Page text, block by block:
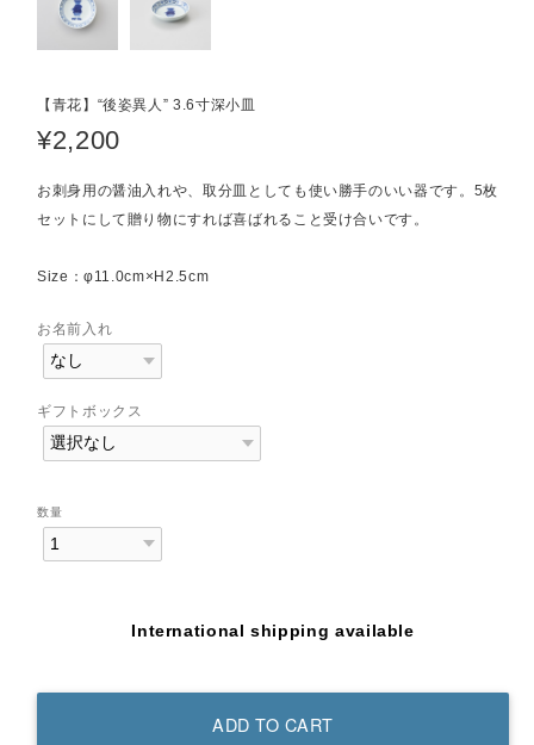
【青花】“後姿異人” 3.6寸深小皿
¥2,200
お刺身用の醤油入れや、取分皿としても使い勝手のいい器です。5枚
セットにして贈り物にすれば喜ばれること受け合いです。
Size：φ11.0cm×H2.5cm
お名前入れ
ギフトボックス
数量
International shipping available
ADD TO CART